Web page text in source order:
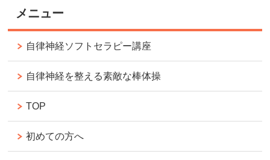
メニュー
自律神経ソフトセラピー講座
自律神経を整える素敵な棒体操
TOP
初めての方へ